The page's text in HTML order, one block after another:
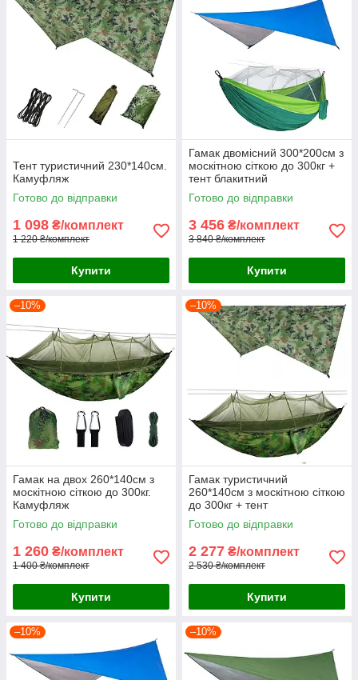
Тент туристичний 230*140см.
Камуфляж
Готово до відправки
1 098 ₴/комплект
1 220 ₴/комплект
Купити
Гамак двомісний 300*200см з
москітною сіткою до 300кг +
тент блакитний
Готово до відправки
3 456 ₴/комплект
3 840 ₴/комплект
Купити
–10%
Гамак на двох 260*140см з
москітною сіткою до 300кг.
Камуфляж
Готово до відправки
1 260 ₴/комплект
1 400 ₴/комплект
Купити
–10%
Гамак туристичний
260*140см з москітною сіткою
до 300кг + тент
Готово до відправки
2 277 ₴/комплект
2 530 ₴/комплект
Купити
–10% –10%